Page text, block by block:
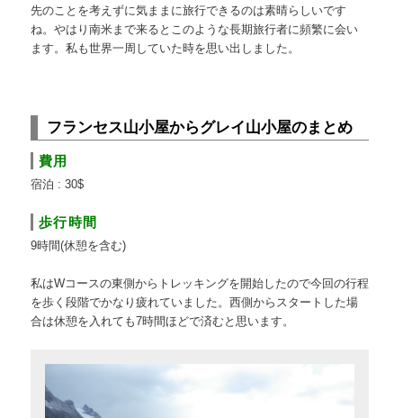
先のことを考えずに気ままに旅行できるのは素晴らしいです
ね。やはり南米まで来るとこのような長期旅行者に頻繁に会い
ます。私も世界一周していた時を思い出しました。
フランセス山小屋からグレイ山小屋のまとめ
費用
宿泊 : 30$
歩行時間
9時間(休憩を含む)
私はWコースの東側からトレッキングを開始したので今回の行程
を歩く段階でかなり疲れていました。西側からスタートした場
合は休憩を入れても7時間ほどで済むと思います。